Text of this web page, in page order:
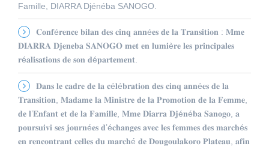
Famille, DIARRA Djénéba SANOGO.
𝐂𝐨𝐧𝐟é𝐫𝐞𝐧𝐜𝐞 𝐛𝐢𝐥𝐚𝐧 𝐝𝐞𝐬 𝐜𝐢𝐧𝐪 𝐚𝐧𝐧é𝐞𝐬 𝐝𝐞 𝐥𝐚 𝐓𝐫𝐚𝐧𝐬𝐢𝐭𝐢𝐨𝐧 : 𝐌𝐦𝐞
𝐃𝐈𝐀𝐑𝐑𝐀 𝐃𝐣𝐞𝐧𝐞𝐛𝐚 𝐒𝐀𝐍𝐎𝐆𝐎 𝐦𝐞𝐭 𝐞𝐧 𝐥𝐮𝐦𝐢è𝐫𝐞 𝐥𝐞𝐬 𝐩𝐫𝐢𝐧𝐜𝐢𝐩𝐚𝐥𝐞𝐬
𝐫é𝐚𝐥𝐢𝐬𝐚𝐭𝐢𝐨𝐧𝐬 𝐝𝐞 𝐬𝐨𝐧 𝐝é𝐩𝐚𝐫𝐭𝐞𝐦𝐞𝐧𝐭.
𝐃𝐚𝐧𝐬 𝐥𝐞 𝐜𝐚𝐝𝐫𝐞 𝐝𝐞 𝐥𝐚 𝐜é𝐥é𝐛𝐫𝐚𝐭𝐢𝐨𝐧 𝐝𝐞𝐬 𝐜𝐢𝐧𝐪 𝐚𝐧𝐧é𝐞𝐬 𝐝𝐞 𝐥𝐚
𝐓𝐫𝐚𝐧𝐬𝐢𝐭𝐢𝐨𝐧, 𝐌𝐚𝐝𝐚𝐦𝐞 𝐥𝐚 𝐌𝐢𝐧𝐢𝐬𝐭𝐫𝐞 𝐝𝐞 𝐥𝐚 𝐏𝐫𝐨𝐦𝐨𝐭𝐢𝐨𝐧 𝐝𝐞 𝐥𝐚 𝐅𝐞𝐦𝐦𝐞,
𝐝𝐞 𝐥’𝐄𝐧𝐟𝐚𝐧𝐭 𝐞𝐭 𝐝𝐞 𝐥𝐚 𝐅𝐚𝐦𝐢𝐥𝐥𝐞, 𝐌𝐦𝐞 𝐃𝐢𝐚𝐫𝐫𝐚 𝐃𝐣é𝐧é𝐛𝐚 𝐒𝐚𝐧𝐨𝐠𝐨, 𝐚
𝐩𝐨𝐮𝐫𝐬𝐮𝐢𝐯𝐢 𝐬𝐞𝐬 𝐣𝐨𝐮𝐫𝐧é𝐞𝐬 𝐝’é𝐜𝐡𝐚𝐧𝐠𝐞𝐬 𝐚𝐯𝐞𝐜 𝐥𝐞𝐬 𝐟𝐞𝐦𝐦𝐞𝐬 𝐝𝐞𝐬 𝐦𝐚𝐫𝐜𝐡é𝐬
𝐞𝐧 𝐫𝐞𝐧𝐜𝐨𝐧𝐭𝐫𝐚𝐧𝐭 𝐜𝐞𝐥𝐥𝐞𝐬 𝐝𝐮 𝐦𝐚𝐫𝐜𝐡é 𝐝𝐞 𝐃𝐨𝐮𝐠𝐨𝐮𝐥𝐚𝐤𝐨𝐫𝐨 𝐏𝐥𝐚𝐭𝐞𝐚𝐮, 𝐚𝐟𝐢𝐧